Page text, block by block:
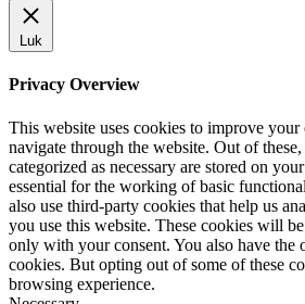
Luk
Privacy Overview
This website uses cookies to improve
navigate through the website. Out of
categorized as necessary are stored on
essential for the working of basic
also use third-party cookies that help us
you use this website. These cookies will
only with your consent. You also have the
cookies. But opting out of some of these
browsing experience.